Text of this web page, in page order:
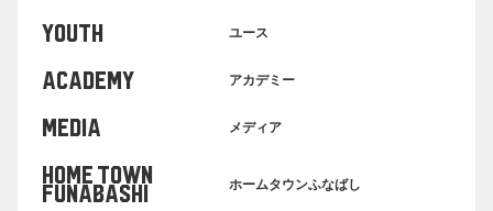
YOUTH ユース
ACADEMY アカデミー
MEDIA メディア
HOME TOWN
FUNABASHI ホームタウンふなばし